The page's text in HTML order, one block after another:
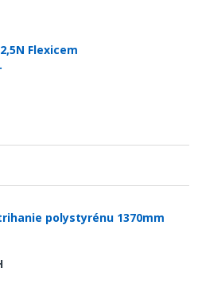
Flexicem
polystyrénu 1370mm